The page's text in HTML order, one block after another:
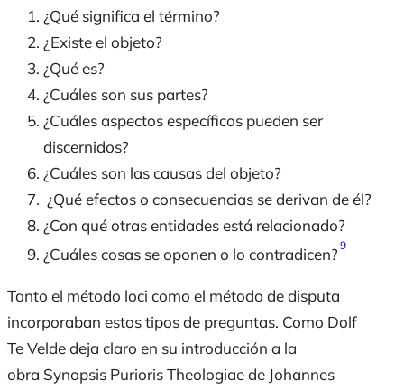
¿Qué significa el término?
¿Existe el objeto?
¿Qué es?
¿Cuáles son sus partes?
¿Cuáles aspectos específicos pueden ser
discernidos?
¿Cuáles son las causas del objeto?
¿Qué efectos o consecuencias se derivan de él?
¿Con qué otras entidades está relacionado?
¿Cuáles cosas se oponen o lo contradicen? 9
Tanto el método loci como el método de disputa
incorporaban estos tipos de preguntas. Como Dolf
Te Velde deja claro en su introducción a la
obra Synopsis PuriorisTheologiaede Johannes